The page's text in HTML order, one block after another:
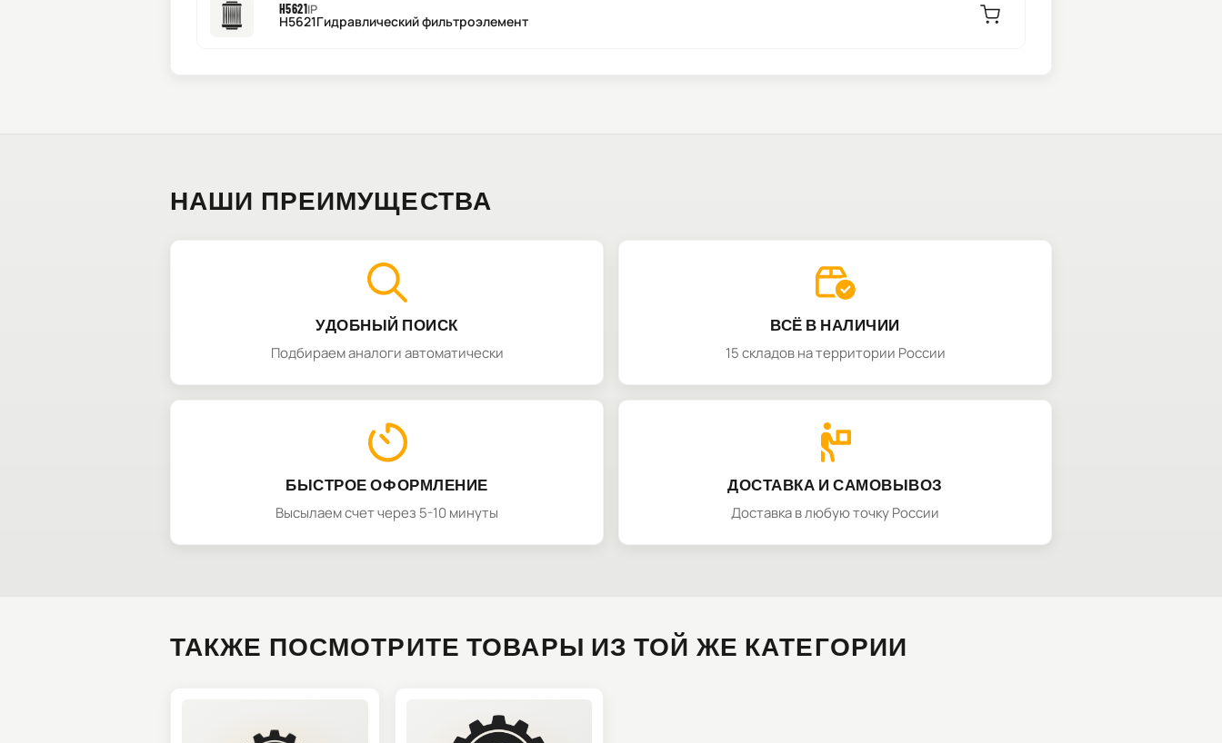
H5621IP
H5621Гидравлический фильтроэлемент
НАШИ ПРЕИМУЩЕСТВА
УДОБНЫЙ ПОИСК
Подбираем аналоги автоматически
ВСЁ В НАЛИЧИИ
15 складов на территории России
БЫСТРОЕ ОФОРМЛЕНИЕ
Высылаем счет через 5-10 минуты
ДОСТАВКА И САМОВЫВОЗ
Доставка в любую точку России
ТАКЖЕ ПОСМОТРИТЕ ТОВАРЫ ИЗ ТОЙ ЖЕ КАТЕГОРИИ